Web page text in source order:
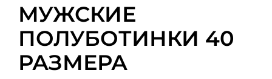
МУЖСКИЕ
ПОЛУБОТИНКИ 40
РАЗМЕРА